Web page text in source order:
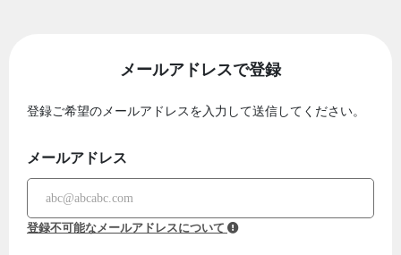
メールアドレスで登録
登録ご希望のメールアドレスを入力して送信してください。
メールアドレス
登録不可能なメールアドレスについて